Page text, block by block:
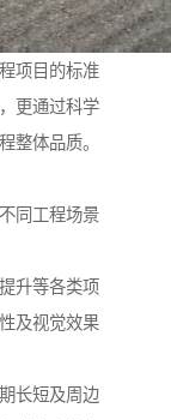
项目的标准
更通过科学
整体品质。
同工程场景
升等各类项
及视觉效果
长短及周边